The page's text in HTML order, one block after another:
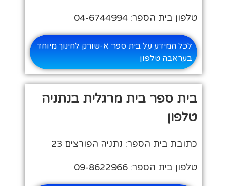
טלפון בית הספר: 04-6744994
לכל המידע על בית ספר א-שורק לחינוך מיוחד
בעראבה טלפון
בית ספר בית מרגלית בנתניה
טלפון
כתובת בית הספר: נתניה הפורצים 23
טלפון בית הספר: 09-8622966